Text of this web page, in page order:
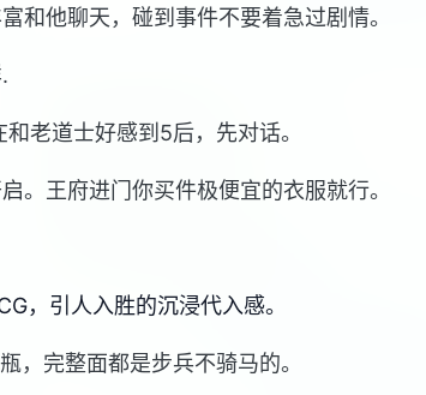
和他聊天，碰到事件不要着急过剧情。
老道士好感到5后，先对话。
。王府进门你买件极便宜的衣服就行。
，引人入胜的沉浸代入感。
，完整面都是步兵不骑马的。